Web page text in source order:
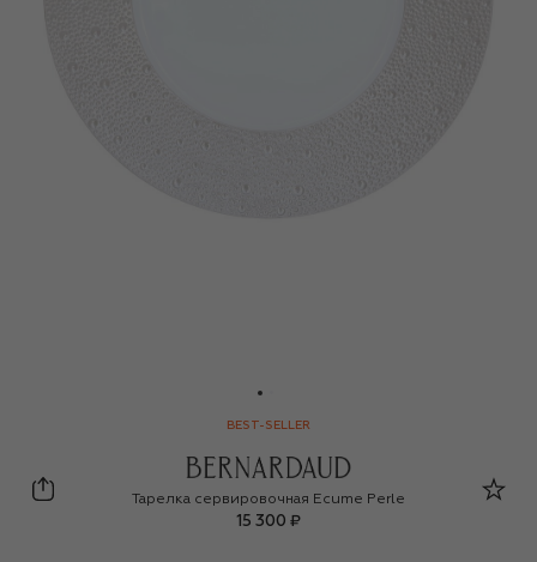
BEST-SELLER
Bernardaud
Тарелка сервировочная Ecume Perle
15 300 ₽